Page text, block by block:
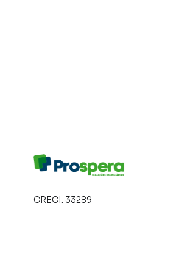
CRECI: 33289